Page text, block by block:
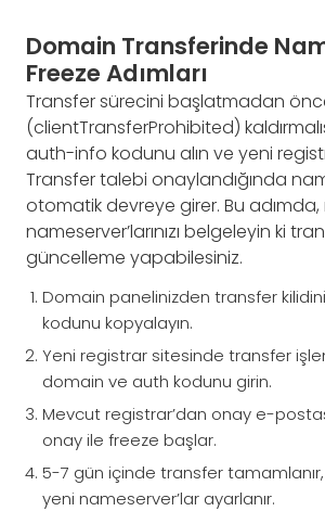
Domain Transferinde
Freeze Adımları
Transfer sürecini başlatmadan
(clientTransferProhibited)
auth-info kodunu alın ve yeni
Transfer talebi onaylandığında
otomatik devreye girer. Bu
nameserver’larınızı belgeleyin ki
güncelleme yapabilesiniz.
Domain panelinizden transfer
kodunu kopyalayın.
Yeni registrar sitesinde transfer
domain ve auth kodunu girin.
Mevcut registrar’dan onay e-
onay ile freeze başlar.
5-7 gün içinde transfer
yeni nameserver’lar ayarlanır.